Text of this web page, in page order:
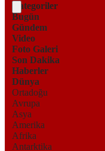
Kategoriler
Bugün
Gündem
Video
Foto Galeri
Son Dakika
Haberler
Dünya
Ortadoğu
Avrupa
Asya
Amerika
Afrika
Antarktika